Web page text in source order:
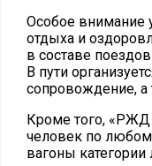
Особое внимание
отдыха и
в составе
В пути
сопровождение, а
Кроме того, «РЖД
человек по
вагоны